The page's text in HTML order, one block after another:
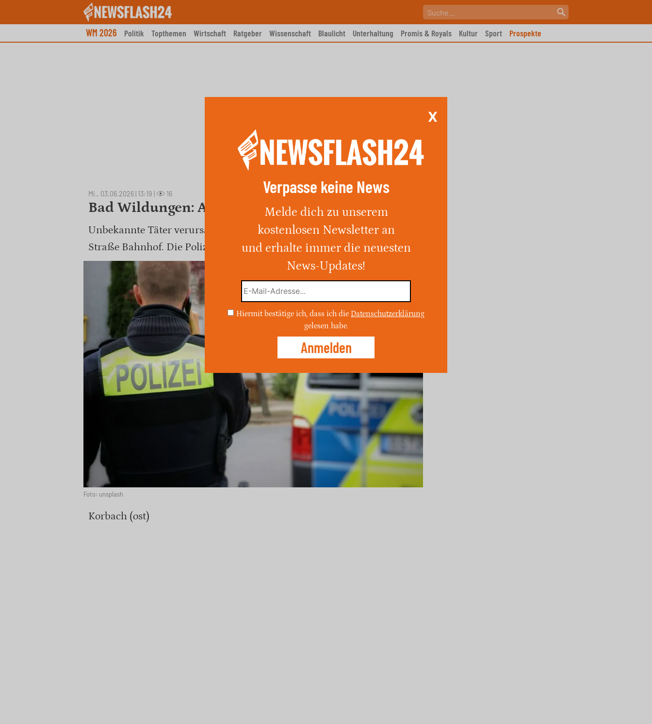
WM 2026 Politik Topthemen Wirtschaft Ratgeber Wissenschaft Blaulicht Unterhaltung Promis & Royals Kultur Sport Prospekte
Mi., 03.06.2026 | 13:19 16
Bad Wildungen: Autos beschädigt in Waldeck
Unbekannte Täter verursachten hohen Sachschaden an Autos in der
Straße Bahnhof. Die Polizei sucht Zeugen für den Vorfall.
Foto: unsplash
Korbach (ost)
X
Verpasse keine News
Melde dich zu unserem
kostenlosen Newsletter an
und erhalte immer die neuesten
News-Updates!
Hiermit bestätige ich, dass ich die Datenschutzerklärung
gelesen habe.